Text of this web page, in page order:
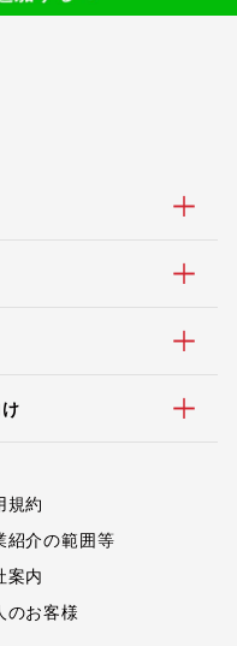
規約
紹介の範囲等
案内
のお客様